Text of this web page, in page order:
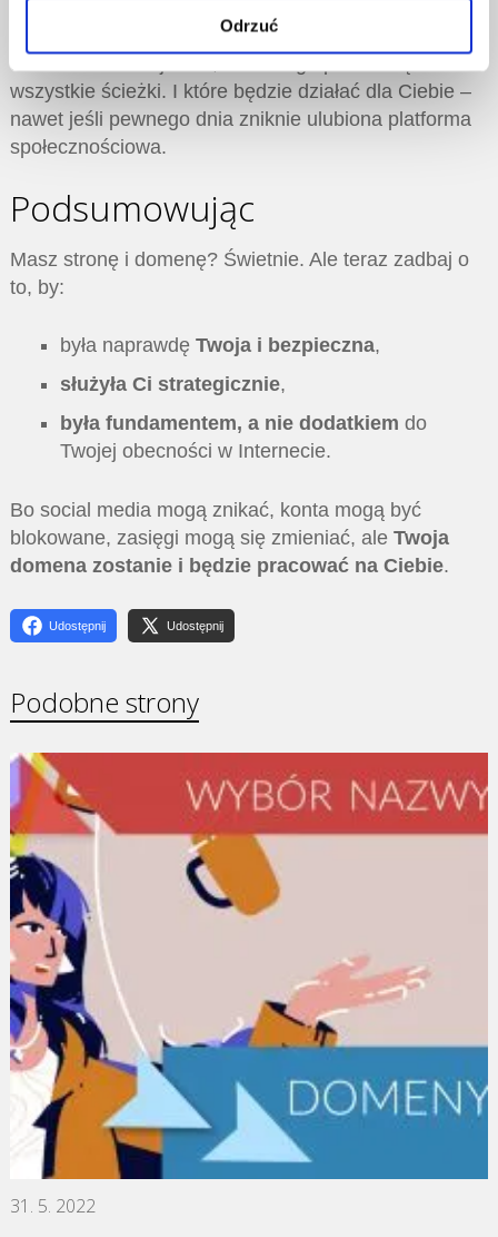
Odrzuć
Niech Twoja domena będzie Twoim centrum
dowodzenia. Miejscem, do którego prowadzą
wszystkie ścieżki. I które będzie działać dla Ciebie –
nawet jeśli pewnego dnia zniknie ulubiona platforma
społecznościowa.
Podsumowując
Masz stronę i domenę? Świetnie. Ale teraz zadbaj o
to, by:
była naprawdę Twoja i bezpieczna,
służyła Ci strategicznie,
była fundamentem, a nie dodatkiem do
Twojej obecności w Internecie.
Bo social media mogą znikać, konta mogą być
blokowane, zasięgi mogą się zmieniać, ale Twoja
domena zostanie i będzie pracować na Ciebie.
Udostępnij Udostępnij
Podobne strony
31. 5. 2022